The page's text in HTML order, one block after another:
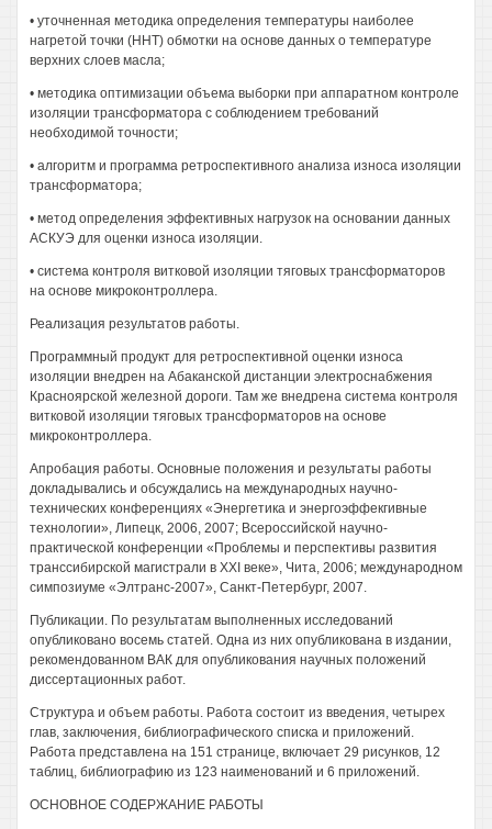
• уточненная методика определения температуры наиболее
нагретой точки (ННТ) обмотки на основе данных о температуре
верхних слоев масла;
• методика оптимизации объема выборки при аппаратном контроле
изоляции трансформатора с соблюдением требований
необходимой точности;
• алгоритм и программа ретроспективного анализа износа изоляции
трансформатора;
• метод определения эффективных нагрузок на основании данных
АСКУЭ для оценки износа изоляции.
• система контроля витковой изоляции тяговых трансформаторов
на основе микроконтроллера.
Реализация результатов работы.
Программный продукт для ретроспективной оценки износа
изоляции внедрен на Абаканской дистанции электроснабжения
Красноярской железной дороги. Там же внедрена система контроля
витковой изоляции тяговых трансформаторов на основе
микроконтроллера.
Апробация работы. Основные положения и результаты работы
докладывались и обсуждались на международных научно-
технических конференциях «Энергетика и энергоэффекгивные
технологии», Липецк, 2006, 2007; Всероссийской научно-
практической конференции «Проблемы и перспективы развития
транссибирской магистрали в XXI веке», Чита, 2006; международном
симпозиуме «Элтранс-2007», Санкт-Петербург, 2007.
Публикации. По результатам выполненных исследований
опубликовано восемь статей. Одна из них опубликована в издании,
рекомендованном ВАК для опубликования научных положений
диссертационных работ.
Структура и объем работы. Работа состоит из введения, четырех
глав, заключения, библиографического списка и приложений.
Работа представлена на 151 странице, включает 29 рисунков, 12
таблиц, библиографию из 123 наименований и 6 приложений.
ОСНОВНОЕ СОДЕРЖАНИЕ РАБОТЫ